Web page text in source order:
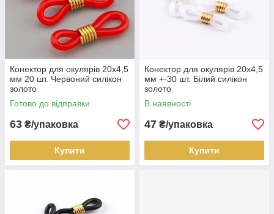
Конектор для окулярів 20х4,5
мм 20 шт. Червоний силікон
золото
Готово до відправки
63 ₴/упаковка
Купити
Конектор для окулярів 20х4,5
мм +-30 шт. Білий силікон
золото
В наявності
47 ₴/упаковка
Купити